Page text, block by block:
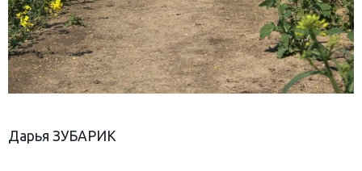
Дарья ЗУБАРИК